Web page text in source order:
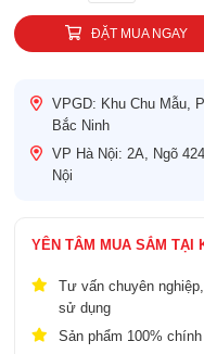
ĐẶT MUA NGAY
VPGD: Khu Chu Mẫu,
Bắc Ninh
VP Hà Nội: 2A, Ngõ
Nội
YÊN TÂM MUA SẮM TẠI
Tư vấn chuyên
sử dụng
Sản phẩm 100%